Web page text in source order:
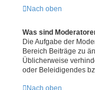
Nach oben
Was sind
Die Aufgabe der
Bereich Beiträge zu
Üblicherweise
oder Beleidigendes
Nach oben